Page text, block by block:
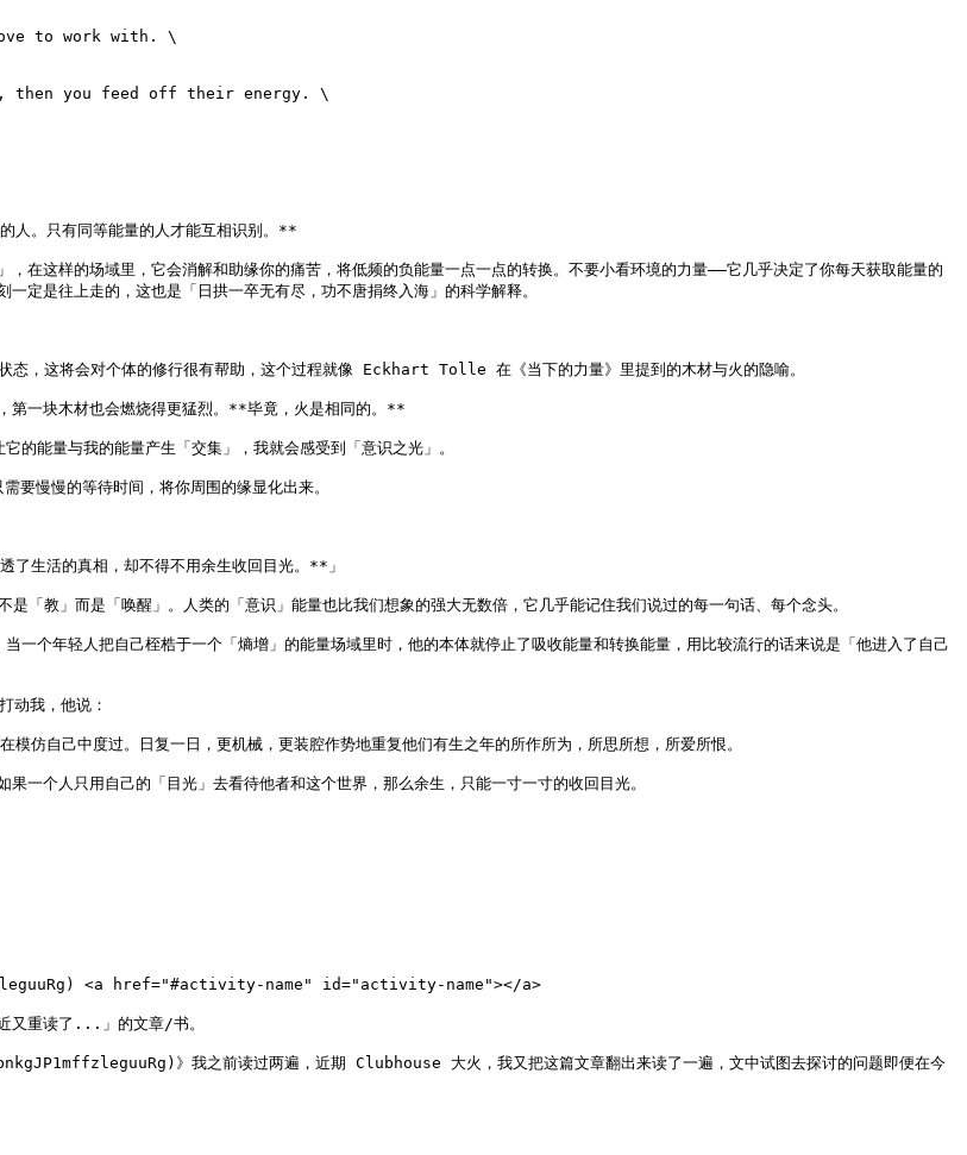
to work with. \
then you feed off their energy. \
人。只有同等能量的人才能互相识别。**
在这样的场域里，它会消解和助缘你的痛苦，将低频的负能量一点一点的转换。不要小看环境的力量——它几乎决定了你每天获取能量的
定是往上走的，这也是「日拱一卒无有尽，功不唐捐终入海」的科学解释。
态，这将会对个体的修行很有帮助，这个过程就像 Eckhart Tolle 在《当下的力量》里提到的木材与火的隐喻。
第一块木材也会燃烧得更猛烈。**毕竟，火是相同的。**
的能量与我的能量产生「交集」，我就会感受到「意识之光」。
慢慢的等待时间，将你周围的缘显化出来。
了生活的真相，却不得不用余生收回目光。**」
教」而是「唤醒」。人类的「意识」能量也比我们想象的强大无数倍，它几乎能记住我们说过的每一句话、每个念头。
个年轻人把自己桎梏于一个「熵增」的能量场域里时，他的本体就停止了吸收能量和转换能量，用比较流行的话来说是「他进入了自己
我，他说：
仿自己中度过。日复一日，更机械，更装腔作势地重复他们有生之年的所作所为，所思所想，所爱所恨。
一个人只用自己的「目光」去看待他者和这个世界，那么余生，只能一寸一寸的收回目光。
<a href="#activity-name" id="activity-name"></a>
又重读了...」的文章/书。
》我之前读过两遍，近期 Clubhouse 大火，我又把这篇文章翻出来读了一遍，文中试图去探讨的问题即便在今